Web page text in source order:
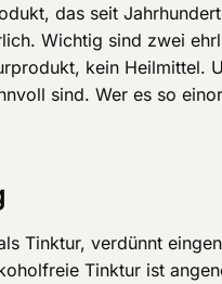
das seit
Wichtig sind zwei
kein Heilmittel.
sind. Wer es so
Tinktur, verdünnt
Tinktur ist